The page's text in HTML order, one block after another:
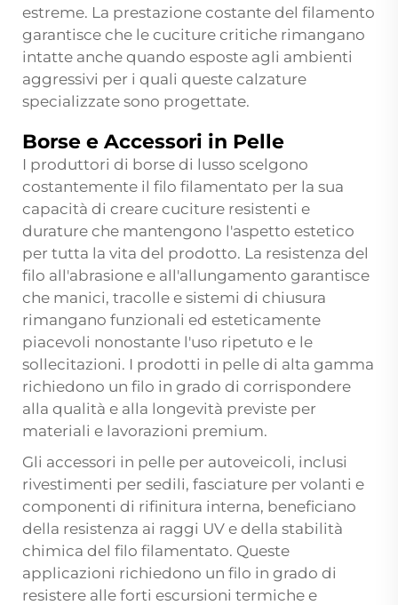
estreme. La prestazione costante del filamento
garantisce che le cuciture critiche rimangano
intatte anche quando esposte agli ambienti
aggressivi per i quali queste calzature
specializzate sono progettate.
Borse e Accessori in Pelle
I produttori di borse di lusso scelgono
costantemente il filo filamentato per la sua
capacità di creare cuciture resistenti e
durature che mantengono l'aspetto estetico
per tutta la vita del prodotto. La resistenza del
filo all'abrasione e all'allungamento garantisce
che manici, tracolle e sistemi di chiusura
rimangano funzionali ed esteticamente
piacevoli nonostante l'uso ripetuto e le
sollecitazioni. I prodotti in pelle di alta gamma
richiedono un filo in grado di corrispondere
alla qualità e alla longevità previste per
materiali e lavorazioni premium.
Gli accessori in pelle per autoveicoli, inclusi
rivestimenti per sedili, fasciature per volanti e
componenti di rifinitura interna, beneficiano
della resistenza ai raggi UV e della stabilità
chimica del filo filamentato. Queste
applicazioni richiedono un filo in grado di
resistere alle forti escursioni termiche e